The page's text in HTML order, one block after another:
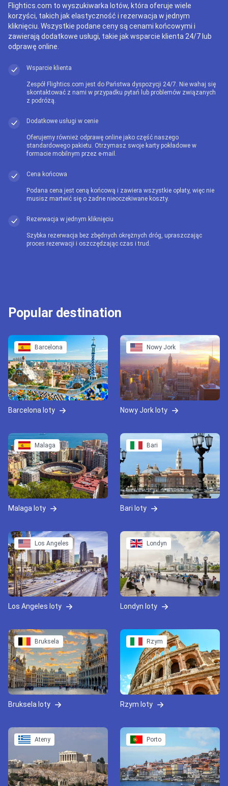
Flightics.com to wyszukiwarka lotów, która oferuje wiele
korzyści, takich jak elastyczność i rezerwacja w jednym
kliknięciu. Wszystkie podane ceny są cenami końcowymi i
zawierają dodatkowe usługi, takie jak wsparcie klienta 24/7 lub
odprawę online.
Wsparcie klienta
Zespół Flightics.com jest do Państwa dyspozycji 24/7. Nie wahaj się
skontaktować z nami w przypadku pytań lub problemów związanych
z podróżą.
Dodatkowe usługi w cenie
Oferujemy również odprawę online jako część naszego
standardowego pakietu. Otrzymasz swoje karty pokładowe w
formacie mobilnym przez e-mail.
Cena końcowa
Podana cena jest ceną końcową i zawiera wszystkie opłaty, więc nie
musisz martwić się o żadne nieoczekiwane koszty.
Rezerwacja w jednym kliknięciu
Szybka rezerwacja bez zbędnych okrężnych dróg, upraszczając
proces rezerwacji i oszczędzając czas i trud.
Popular destination
Barcelona
Barcelona loty
Nowy Jork
Nowy Jork loty
Malaga
Malaga loty
Bari
Bari loty
Los Angeles
Los Angeles loty
Londyn
Londyn loty
Bruksela
Bruksela loty
Rzym
Rzym loty
Ateny Porto